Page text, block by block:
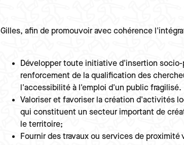
afin de promouvoir avec cohérence
TexteDévelopper toute initiative d'insertion
renforcement de la qualification des
l'accessibilité à l'emploi d'un public fragilisé.
Valoriser et favoriser la création d'activités
qui constituent un secteur important de
le territoire;
Fournir des travaux ou services de proximité